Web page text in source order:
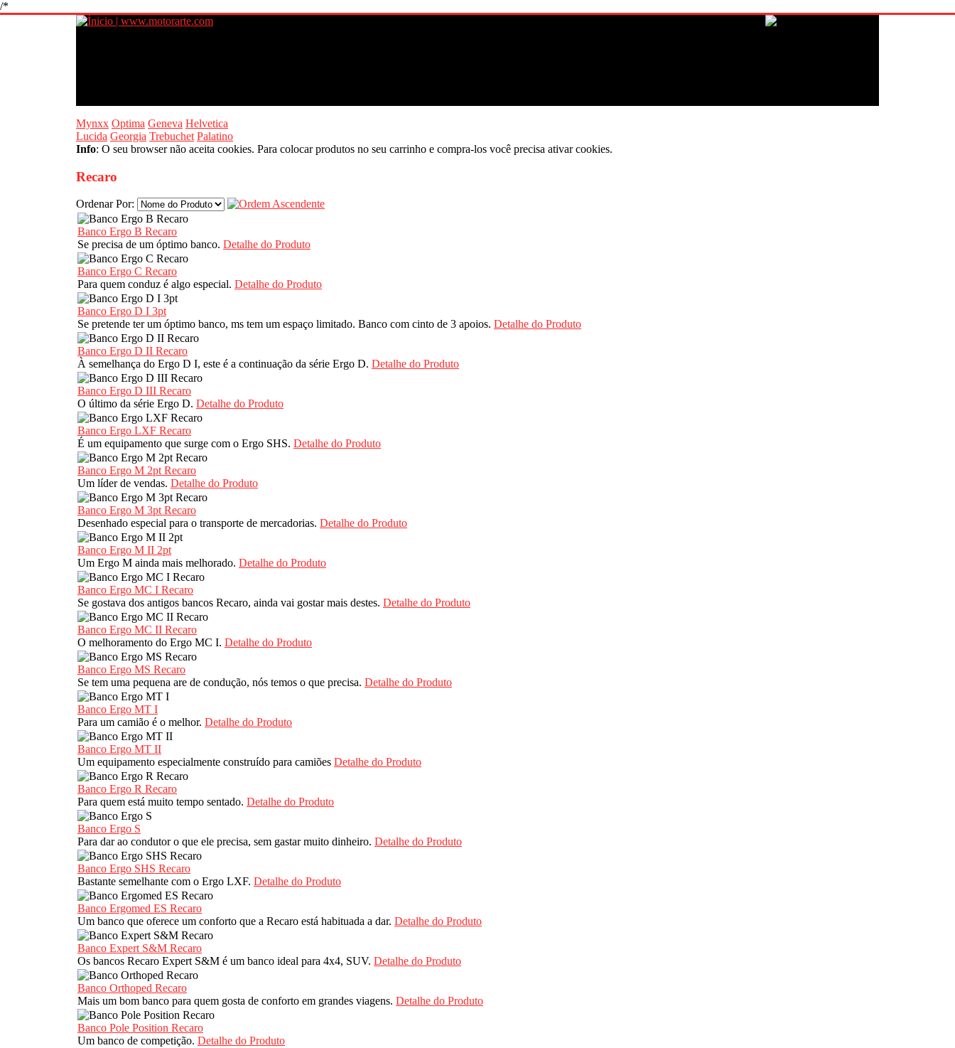
/*
Mynxx Optima Geneva Helvetica
Lucida Georgia Trebuchet Palatino
Info: O seu browser não aceita cookies. Para colocar produtos no seu carrinho e compra-los você precisa ativar cookies.
Recaro
Ordenar Por:
Banco Ergo B Recaro
Se precisa de um óptimo banco. Detalhe do Produto
Banco Ergo C Recaro
Para quem conduz é algo especial. Detalhe do Produto
Banco Ergo D I 3pt
Se pretende ter um óptimo banco, ms tem um espaço limitado. Banco com cinto de 3 apoios. Detalhe do Produto
Banco Ergo D II Recaro
À semelhança do Ergo D I, este é a continuação da série Ergo D. Detalhe do Produto
Banco Ergo D III Recaro
O último da série Ergo D. Detalhe do Produto
Banco Ergo LXF Recaro
É um equipamento que surge com o Ergo SHS. Detalhe do Produto
Banco Ergo M 2pt Recaro
Um líder de vendas. Detalhe do Produto
Banco Ergo M 3pt Recaro
Desenhado especial para o transporte de mercadorias. Detalhe do Produto
Banco Ergo M II 2pt
Um Ergo M ainda mais melhorado. Detalhe do Produto
Banco Ergo MC I Recaro
Se gostava dos antigos bancos Recaro, ainda vai gostar mais destes. Detalhe do Produto
Banco Ergo MC II Recaro
O melhoramento do Ergo MC I. Detalhe do Produto
Banco Ergo MS Recaro
Se tem uma pequena are de condução, nós temos o que precisa. Detalhe do Produto
Banco Ergo MT I
Para um camião é o melhor. Detalhe do Produto
Banco Ergo MT II
Um equipamento especialmente construído para camiões Detalhe do Produto
Banco Ergo R Recaro
Para quem está muito tempo sentado. Detalhe do Produto
Banco Ergo S
Para dar ao condutor o que ele precisa, sem gastar muito dinheiro. Detalhe do Produto
Banco Ergo SHS Recaro
Bastante semelhante com o Ergo LXF. Detalhe do Produto
Banco Ergomed ES Recaro
Um banco que oferece um conforto que a Recaro está habituada a dar. Detalhe do Produto
Banco Expert S&M Recaro
Os bancos Recaro Expert S&M é um banco ideal para 4x4, SUV. Detalhe do Produto
Banco Orthoped Recaro
Mais um bom banco para quem gosta de conforto em grandes viagens. Detalhe do Produto
Banco Pole Position Recaro
Um banco de competição. Detalhe do Produto